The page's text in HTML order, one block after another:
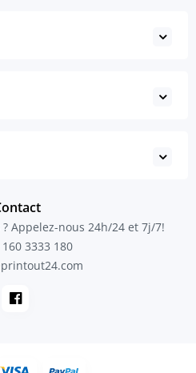
Appelez-nous 24h/24 et 7j/7!
3333 180